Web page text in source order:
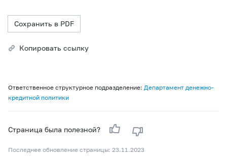
Сохранить в PDF
Копировать ссылку
Ответственное структурное подразделение: Департамент денежно-
кредитной политики
Страница была полезной?
Последнее обновление страницы: 23.11.2023